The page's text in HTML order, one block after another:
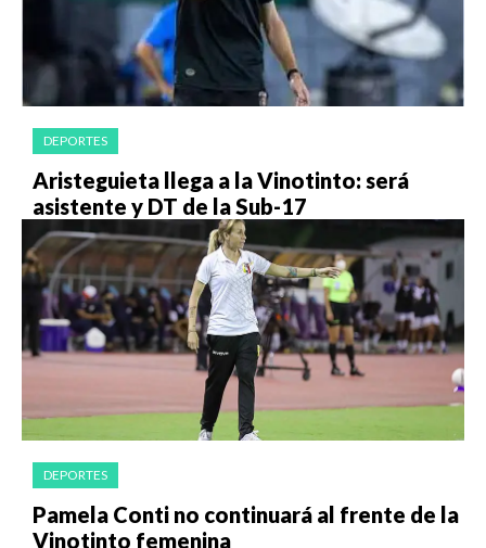
DEPORTES
Aristeguieta llega a la Vinotinto: será
asistente y DT de la Sub-17
DEPORTES
Pamela Conti no continuará al frente de la
Vinotinto femenina